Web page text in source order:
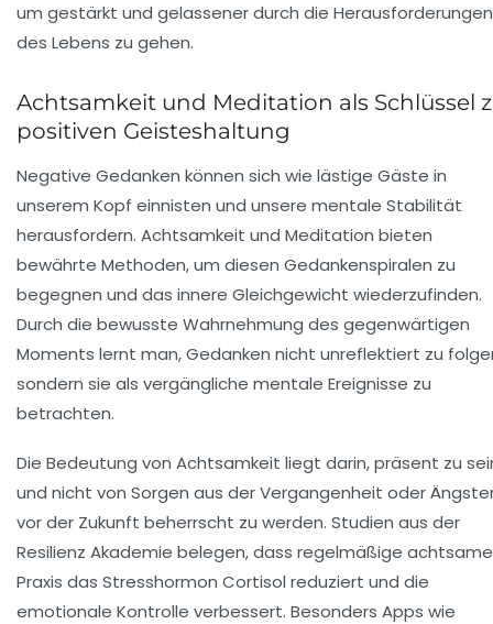
um gestärkt und gelassener durch die Herausforderungen
des Lebens zu gehen.
Achtsamkeit und Meditation als Schlüssel
positiven Geisteshaltung
Negative Gedanken können sich wie lästige Gäste in
unserem Kopf einnisten und unsere mentale Stabilität
herausfordern. Achtsamkeit und Meditation bieten
bewährte Methoden, um diesen Gedankenspiralen zu
begegnen und das innere Gleichgewicht wiederzufinden.
Durch die bewusste Wahrnehmung des gegenwärtigen
Moments lernt man, Gedanken nicht unreflektiert zu
sondern sie als vergängliche mentale Ereignisse zu
betrachten.
Die Bedeutung von Achtsamkeit liegt darin, präsent zu
und nicht von Sorgen aus der Vergangenheit oder
vor der Zukunft beherrscht zu werden. Studien aus der
Resilienz Akademie belegen, dass regelmäßige achtsame
Praxis das Stresshormon Cortisol reduziert und die
emotionale Kontrolle verbessert. Besonders Apps wie